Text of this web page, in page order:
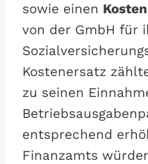
sowie einen
von der GmbH für
Kostenersatz
zu seinen
entsprechend
Finanzamts